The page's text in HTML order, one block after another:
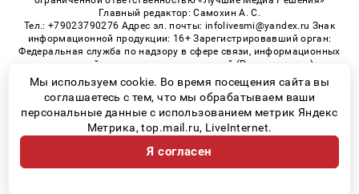
Главный редактор: Самохин А. С.
Тел.: +79023790276 Адрес эл. почты: infolivesmi@yandex.ru Знак
информационной продукции: 16+ Зарегистрировавший орган:
Федеральная служба по надзору в сфере связи, информационных
технологий и массовых коммуникаций (Роскомнадзор)
Регистрационный номер СМИ ЭЛ № ФС 77 - 82535 от 21.01.2022
© 2026 «Kurgan-Live» | Все права защищены
Возрастная категория сайта 16+
Политика конфиденциальности
Мы используем cookie. Во время посещения сайта вы
соглашаетесь с тем, что мы обрабатываем ваши
персональные данные с использованием метрик Яндекс
Метрика, top.mail.ru, LiveInternet.
Я согласен